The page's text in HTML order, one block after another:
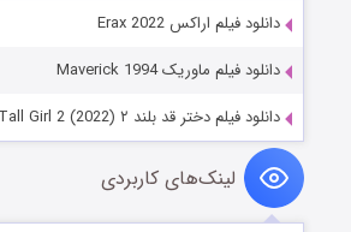
دانلود فیلم اراکس Erax 2022
دانلود فیلم ماوریک Maverick 1994
دانلود فیلم دختر قد بلند ۲ Tall Girl 2 (2022)
لینک‌های کاربردی